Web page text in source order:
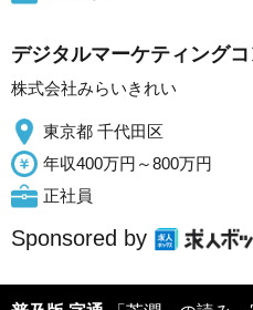
デジタルマーケティング
株式会社みらいきれい
東京都 千代田区
年収400万円～800万円
正社員
Sponsored by